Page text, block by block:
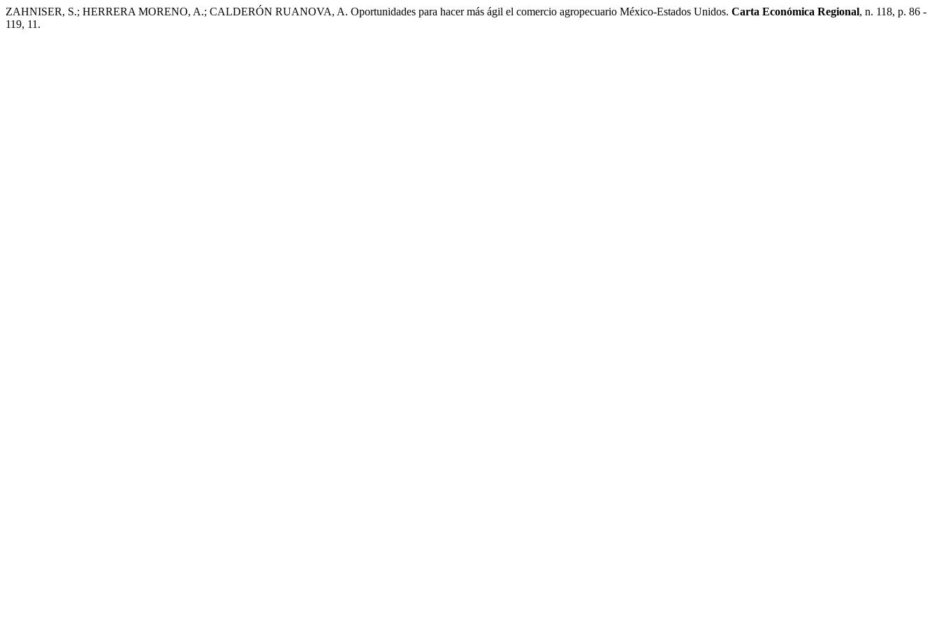
ZAHNISER, S.; HERRERA MORENO, A.; CALDERÓN RUANOVA, A. Oportunidades para hacer más ágil el comercio agropecuario México-Estados Unidos. Carta Económica Regional, n. 118, p. 86 -
119, 11.